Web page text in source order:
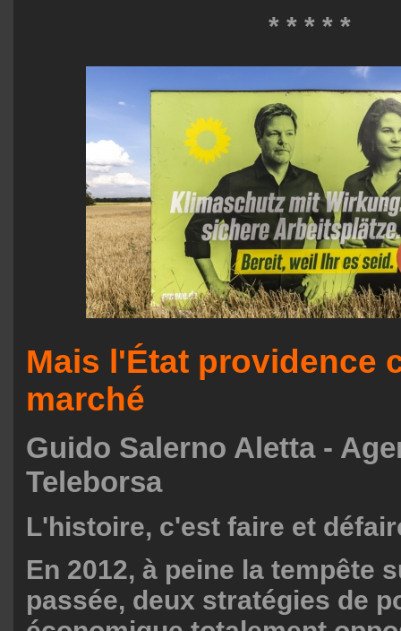
* * * * *
Mais l'État providence
marché
Guido Salerno Aletta -
Teleborsa
L'histoire, c'est faire et
En 2012, à peine la tempête
passée, deux stratégies de